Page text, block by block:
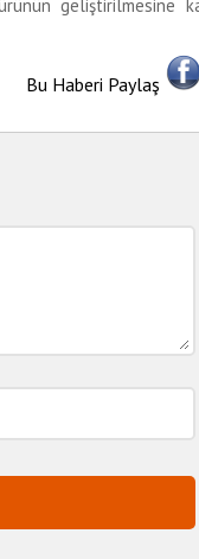
geliştirilmesine
Bu Haberi Paylaş